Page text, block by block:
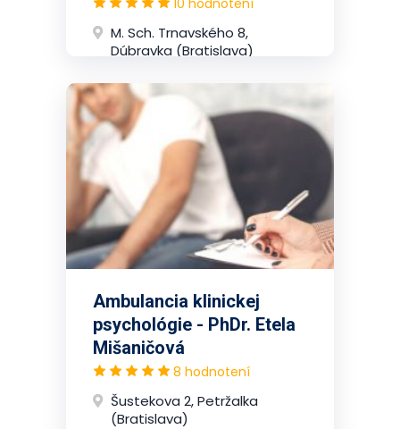
M. Sch. Trnavského 8,
Dúbravka (Bratislava)
Ambulancia klinickej
psychológie - PhDr. Etela
Mišaničová
8 hodnotení
Šustekova 2, Petržalka
(Bratislava)